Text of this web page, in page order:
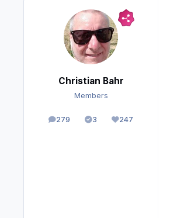
Christian Bahr
Members
279
posts 3
Solutions247
Reputation